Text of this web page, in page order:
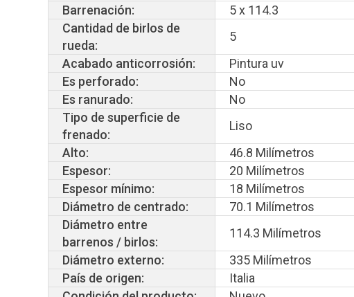
Barrenación:
5 x 114.3
Cantidad de birlos de
rueda:
5
Acabado anticorrosión:
Pintura uv
Es perforado:
No
Es ranurado:
No
Tipo de superficie de
frenado:
Liso
Alto:
46.8 Milímetros
Espesor:
20 Milímetros
Espesor mínimo:
18 Milímetros
Diámetro de centrado:
70.1 Milímetros
Diámetro entre
barrenos / birlos:
114.3 Milímetros
Diámetro externo:
335 Milímetros
País de origen:
Italia